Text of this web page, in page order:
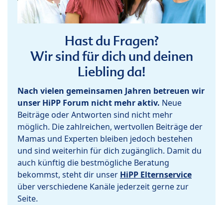
Hast du Fragen?
Wir sind für dich und deinen
Liebling da!
Nach vielen gemeinsamen Jahren betreuen wir
unser HiPP Forum nicht mehr aktiv. Neue
Beiträge oder Antworten sind nicht mehr
möglich. Die zahlreichen, wertvollen Beiträge der
Mamas und Experten bleiben jedoch bestehen
und sind weiterhin für dich zugänglich. Damit du
auch künftig die bestmögliche Beratung
bekommst, steht dir unser HiPP Elternservice
über verschiedene Kanäle jederzeit gerne zur
Seite.